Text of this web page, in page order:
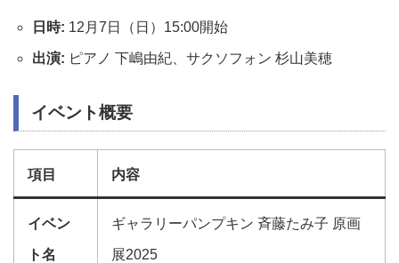
日時: 12月7日（日）15:00開始
出演: ピアノ 下嶋由紀、サクソフォン 杉山美穂
イベント概要
項目 内容
イベン
ト名
ギャラリーパンプキン 斉藤たみ子 原画
展2025